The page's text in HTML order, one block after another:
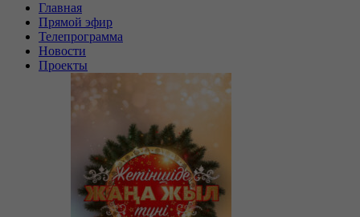
Главная
Прямой эфир
Телепрограмма
Новости
Проекты